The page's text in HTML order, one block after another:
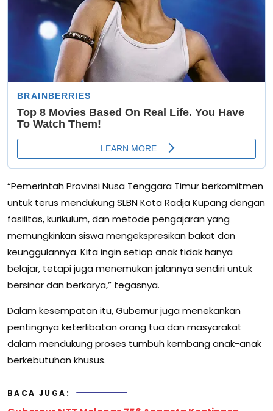
“Pemerintah Provinsi Nusa Tenggara Timur berkomitmen
untuk terus mendukung SLBN Kota Radja Kupang dengan
fasilitas, kurikulum, dan metode pengajaran yang
memungkinkan siswa mengekspresikan bakat dan
keunggulannya. Kita ingin setiap anak tidak hanya
belajar, tetapi juga menemukan jalannya sendiri untuk
bersinar dan berkarya,” tegasnya.
Dalam kesempatan itu, Gubernur juga menekankan
pentingnya keterlibatan orang tua dan masyarakat
dalam mendukung proses tumbuh kembang anak-anak
berkebutuhan khusus.
BACA JUGA: